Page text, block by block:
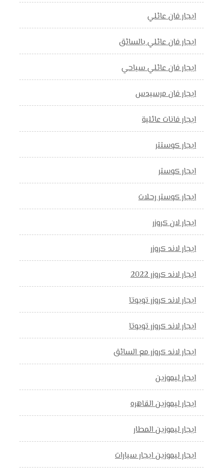
ايجار فان عائلي
ايجار فان عائلي بالسائق
ايجار فان عائلي سياحي
ايجار فان مرسيدس
ايجار فانات عائلية
ايجار كوستتر
ايجار كوستر
ايجار كوستر رحلات
ايجار لان كروزر
ايجار لاند كروزر
ايجار لاند كروزر 2022
ايجار لاند كروزر تويوتا
ايجار لاند كروزر تويوتا
ايجار لاند كروزر مع السائق
ايجار ليموزين
ايجار ليموزين القاهره
ايجار ليموزين المطار
ايجار ليموزين ايجار سيارات